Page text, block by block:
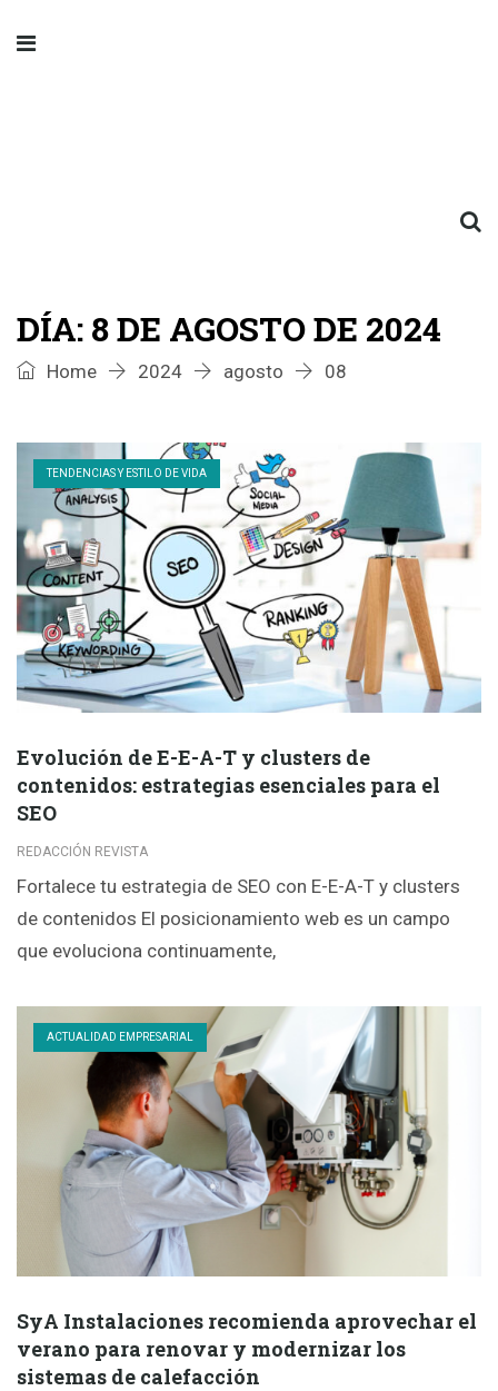
DÍA: 8 DE AGOSTO DE 2024
Home 2024 agosto 08
TENDENCIAS Y ESTILO DE VIDA
Evolución de E-E-A-T y clusters de
contenidos: estrategias esenciales para el
SEO
REDACCIÓN REVISTA
Fortalece tu estrategia de SEO con E-E-A-T y clusters
de contenidos El posicionamiento web es un campo
que evoluciona continuamente,
ACTUALIDAD EMPRESARIAL
SyA Instalaciones recomienda aprovechar el
verano para renovar y modernizar los
sistemas de calefacción